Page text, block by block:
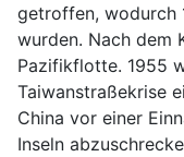
getroffen, wodurch
wurden. Nach dem
Pazifikflotte. 1955
Taiwanstraßekrise
China vor einer
Inseln